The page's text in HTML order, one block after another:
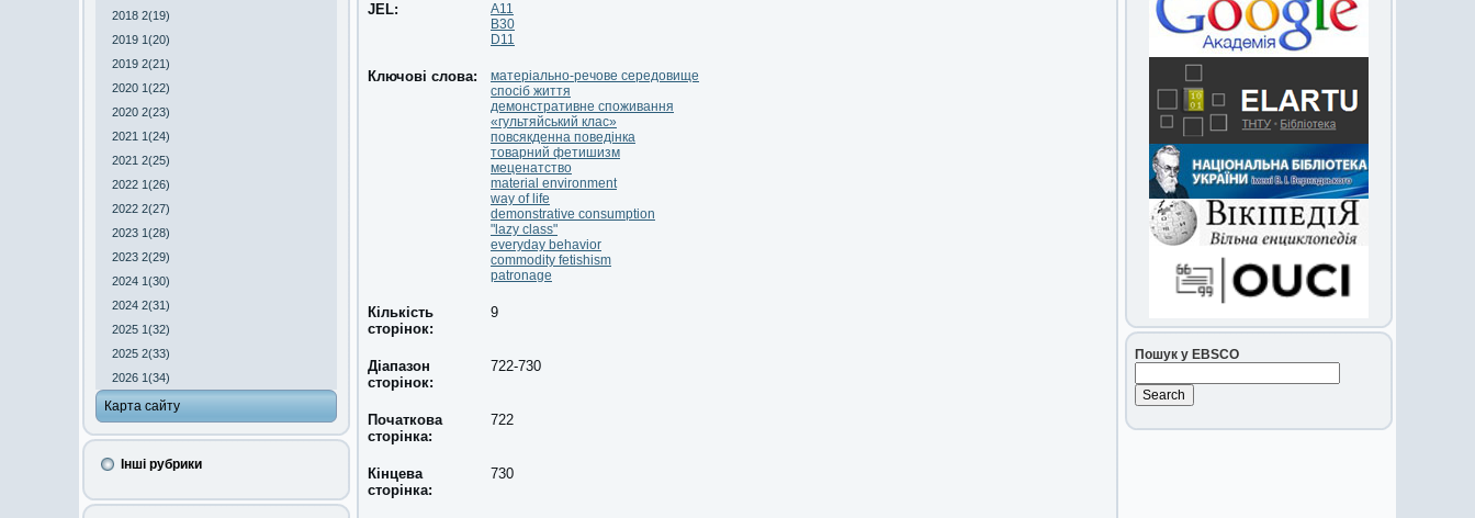
2018 2(19)
2019 1(20)
2019 2(21)
2020 1(22)
2020 2(23)
2021 1(24)
2021 2(25)
2022 1(26)
2022 2(27)
2023 1(28)
2023 2(29)
2024 1(30)
2024 2(31)
2025 1(32)
2025 2(33)
2026 1(34)
Карта сайту
Інші рубрики
JEL:
А11
В30
D11
Ключові слова:
матеріально-речове середовище
спосіб життя
демонстративне споживання
«гультяйський клас»
повсякденна поведінка
товарний фетишизм
меценатство
material environment
way of life
demonstrative consumption
"lazy class"
everyday behavior
commodity fetishism
patronage
Кількість
сторінок:
9
Діапазон
сторінок:
722-730
Початкова
сторінка:
722
Кінцева
сторінка:
730
Пошук у EBSCO